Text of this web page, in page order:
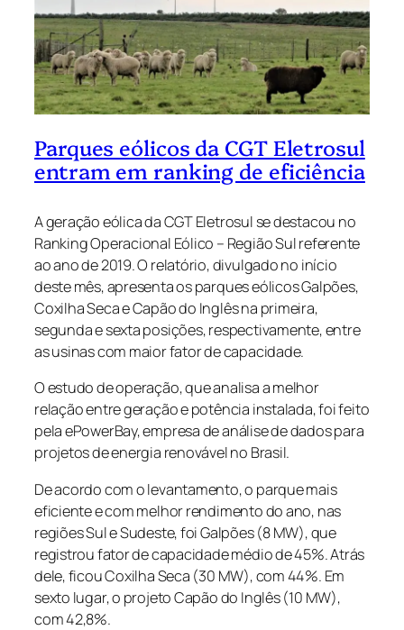
Parques eólicos da CGT Eletrosul
entram em ranking de eficiência
A geração eólica da CGT Eletrosul se destacou no
Ranking Operacional Eólico – Região Sul referente
ao ano de 2019. O relatório, divulgado no início
deste mês, apresenta os parques eólicos Galpões,
Coxilha Seca e Capão do Inglês na primeira,
segunda e sexta posições, respectivamente, entre
as usinas com maior fator de capacidade.
O estudo de operação, que analisa a melhor
relação entre geração e potência instalada, foi feito
pela ePowerBay, empresa de análise de dados para
projetos de energia renovável no Brasil.
De acordo com o levantamento, o parque mais
eficiente e com melhor rendimento do ano, nas
regiões Sul e Sudeste, foi Galpões (8 MW), que
registrou fator de capacidade médio de 45%. Atrás
dele, ficou Coxilha Seca (30 MW), com 44%. Em
sexto lugar, o projeto Capão do Inglês (10 MW),
com 42,8%.